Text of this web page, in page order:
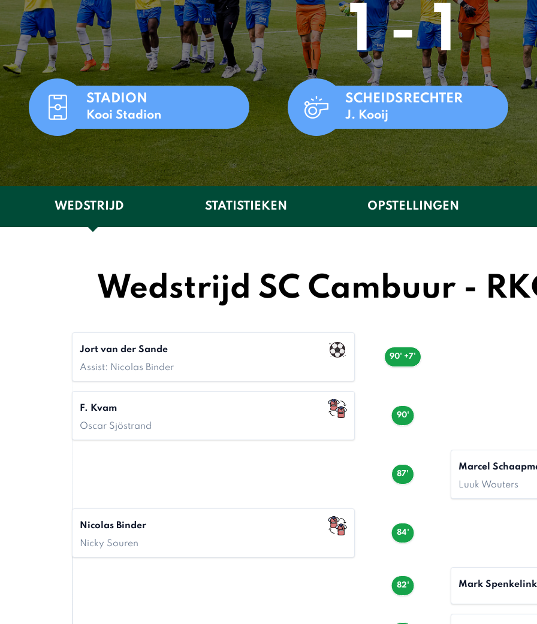
1 - 1
STADION
Kooi Stadion
SCHEIDSRECHTER
J. Kooij
WEDSTRIJD STATISTIEKEN OPSTELLINGEN
Wedstrijd SC Cambuur -
90' +7'
Jort van der Sande
Assist: Nicolas Binder
90'
F. Kvam
Oscar Sjöstrand
87'
Marcel
Luuk Wouters
84'
Nicolas Binder
Nicky Souren
82' Mark Spenkelink